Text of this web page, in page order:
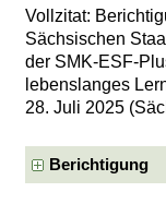
Vollzitat:
Sächsischen
der SMK-ESF-
lebenslanges
28. Juli 2025
Berichtigung